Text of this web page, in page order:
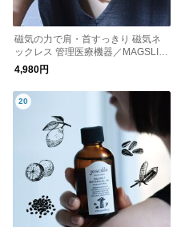
磁気の力で肩・首すっきり 磁気ネ
ックレス 管理医療機器／MAGSLIM
マグスリム
4,980円